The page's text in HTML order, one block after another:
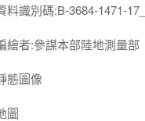
料識別碼:B-3684-1471-
繪者:參謀本部陸地測量部
態圖像
圖